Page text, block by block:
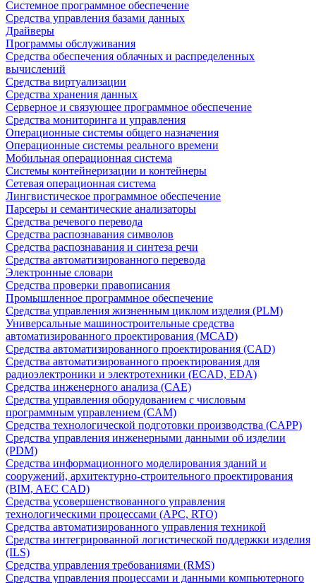
Системное программное обеспечение
Средства управления базами данных
Драйверы
Программы обслуживания
Средства обеспечения облачных и распределенных
вычислений
Средства виртуализации
Средства хранения данных
Серверное и связующее программное обеспечение
Средства мониторинга и управления
Операционные системы общего назначения
Операционные системы реального времени
Мобильная операционная система
Системы контейнеризации и контейнеры
Сетевая операционная система
Лингвистическое программное обеспечение
Парсеры и семантические анализаторы
Средства речевого перевода
Средства распознавания символов
Средства распознавания и синтеза речи
Средства автоматизированного перевода
Электронные словари
Средства проверки правописания
Промышленное программное обеспечение
Средства управления жизненным циклом изделия (PLM)
Универсальные машиностроительные средства
автоматизированного проектирования (MCAD)
Средства автоматизированного проектирования (CAD)
Средства автоматизированного проектирования для
радиоэлектроники и электротехники (ECAD, EDA)
Средства инженерного анализа (CAE)
Средства управления оборудованием с числовым
программным управлением (CAM)
Средства технологической подготовки производства (CAPP)
Средства управления инженерными данными об изделии
(PDM)
Средства информационного моделирования зданий и
сооружений, архитектурно-строительного проектирования
(BIM, AEC CAD)
Средства усовершенствованного управления
технологическими процессами (APC, RTO)
Средства автоматизированного управления техникой
Средства интегрированной логистической поддержки изделия
(ILS)
Средства управления требованиями (RMS)
Средства управления процессами и данными компьютерного